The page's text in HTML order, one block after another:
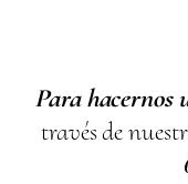
Para hacernos
través de